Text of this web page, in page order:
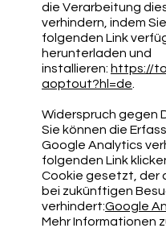
die Verarbeitung
verhindern, indem
folgenden Link
herunterladen und
installieren: https://
aoptout?hl=de.
Widerspruch gegen
Sie können die
Google Analytics
folgenden Link
Cookie gesetzt, der
bei zukünftigen
verhindert:Google
Mehr Informationen